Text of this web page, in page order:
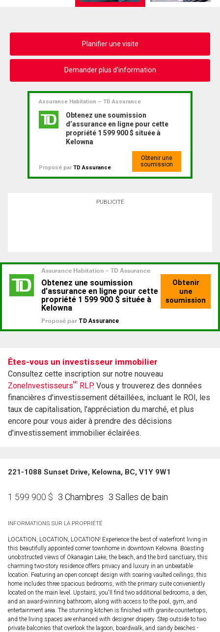
Planifier une visite
Demander plus d'information
Assurance Habitation – TD Assurance
Obtenez une soumission
d’assurance en ligne pour cette
propriété 1 599 900 $ située à
Kelowna
Proposé parTD Assurance
Obtenir une
soumission
PUBLICITÉ
Êtes-vous un investisseur immobilier
Consultez cette inscription sur notre nouveau
ZoneInvestisseursMC RLP. Vous y trouverez des données
financières d'investissement détaillées, incluant le ROI, les
taux de capitalisation, l'appréciation du marché, et plus
encore pour vous aider à prendre des décisions
d'investissement immobilier éclairées.
221-1088 Sunset Drive, Kelowna, BC, V1Y 9W1
1 599 900 $ 3 Chambres 3 Salles de bain
INFORMATIONS SUR LA PROPRIÉTÉ
LOCATION, LOCATION, LOCATION! Experience the best of waterfront living in
this beautifully appointed corner townhome in downtown Kelowna. Boasting
unobstructed views of Okanagan Lake, the beach, and the bird sanctuary, this
charming two-story residence offers privacy and luxury in an unbeatable
location. Featuring an open concept design with soaring vaulted ceilings, this
home includes three spacious bedrooms, with the primary suite conveniently
located on the main level. Upstairs, you'll find two additional bedrooms, a den,
and an award-winning bathroom, along with access to the pool, gym, and
entertainment area. The stunning kitchen is finished with granite countertops,
and the living spaces are enhanced with designer drapery. Step outside to two
private balconies that overlook the lagoon, boardwalk, and sandy beaches -